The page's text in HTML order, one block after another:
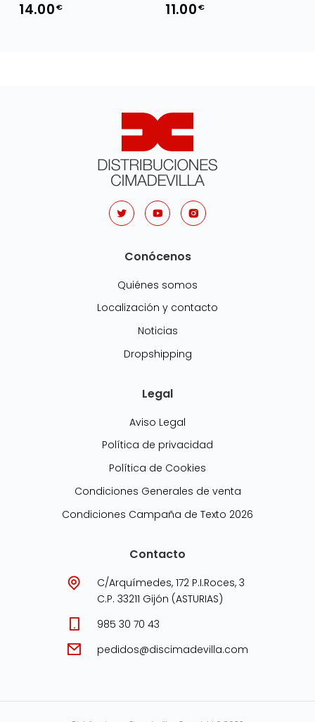
14.00€ 11.00€
Conócenos
Quiénes somos
Localización y contacto
Noticias
Dropshipping
Legal
Aviso Legal
Política de privacidad
Política de Cookies
Condiciones Generales de venta
Condiciones Campaña de Texto 2026
Contacto
C/Arquímedes, 172 P.I.Roces, 3
C.P. 33211 Gijón (ASTURIAS)
985 30 70 43
pedidos@discimadevilla.com